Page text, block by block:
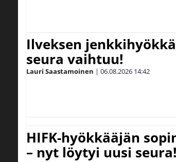
Ilveksen
seura vaihtuu!
Lauri Saastamoinen | 06.08.2026 14:42
HIFK-hyökkääjän
– nyt löytyi uusi seura!